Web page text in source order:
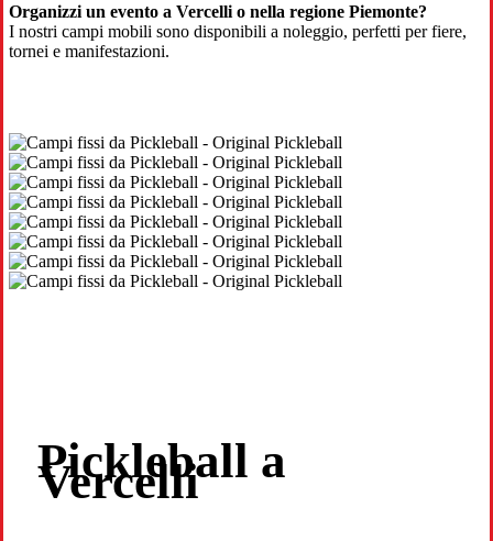
Organizzi un evento a Vercelli o nella regione Piemonte?
I nostri campi mobili sono disponibili a noleggio, perfetti per fiere,
tornei e manifestazioni.
Pickleball a
Vercelli